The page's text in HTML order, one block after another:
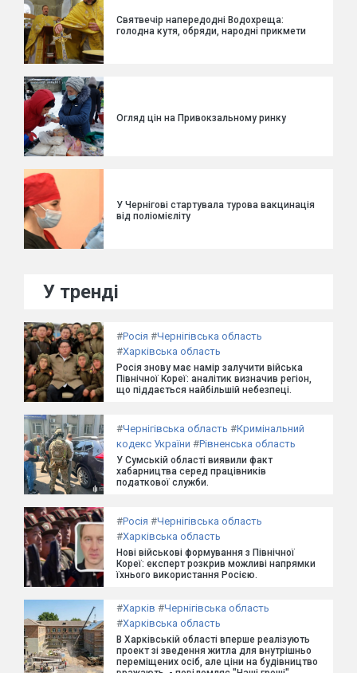
Святвечір напередодні Водохреща:
голодна кутя, обряди, народні прикмети
Огляд цін на Привокзальному ринку
У Чернігові стартувала турова вакцинація
від поліомієліту
У тренді
#Росія #Чернігівська область
#Харківська область
Росія знову має намір залучити війська
Північної Кореї: аналітик визначив регіон,
що піддається найбільшій небезпеці.
#Чернігівська область #Кримінальний
кодекс України #Рівненська область
У Сумській області виявили факт
хабарництва серед працівників
податкової служби.
#Росія #Чернігівська область
#Харківська область
Нові військові формування з Північної
Кореї: експерт розкрив можливі напрямки
їхнього використання Росією.
#Харків #Чернігівська область
#Харківська область
В Харківській області вперше реалізують
проект зі зведення житла для внутрішньо
переміщених осіб, але ціни на будівництво